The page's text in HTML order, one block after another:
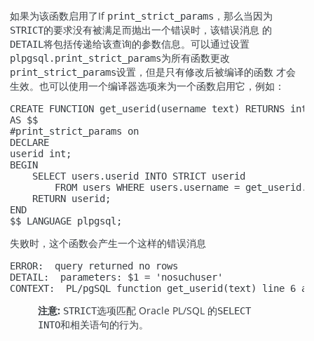
如果为该函数启用了If print_strict_params ，那么当因为
STRICT的要求没有被满足而抛出一个错误时，该错误消息 的
DETAIL 将包括传递给该查询的参数信息。可以通过设置
plpgsql.print_strict_params为所有函数更改
print_strict_params设置，但是只有修改后被编译的函数 才会
生效。也可以使用一个编译器选项来为一个函数启用它，例如：
CREATE FUNCTION get_userid(username text) RETURNS int
AS $$
#print_strict_params on
DECLARE
userid int;
BEGIN
    SELECT users.userid INTO STRICT userid
FROM users WHERE users.username =
    RETURN userid;
END
$$ LANGUAGE plpgsql;
失败时，这个函数会产生一个这样的错误消息
ERROR:  query returned no rows
DETAIL:  parameters: $1 = 'nosuchuser'
CONTEXT:  PL/pgSQL function get_userid(text) line 6 at
注意: STRICT选项匹配 Oracle PL/SQL 的SELECT
INTO和相关语句的行为。